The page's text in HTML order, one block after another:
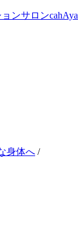
身体へ /